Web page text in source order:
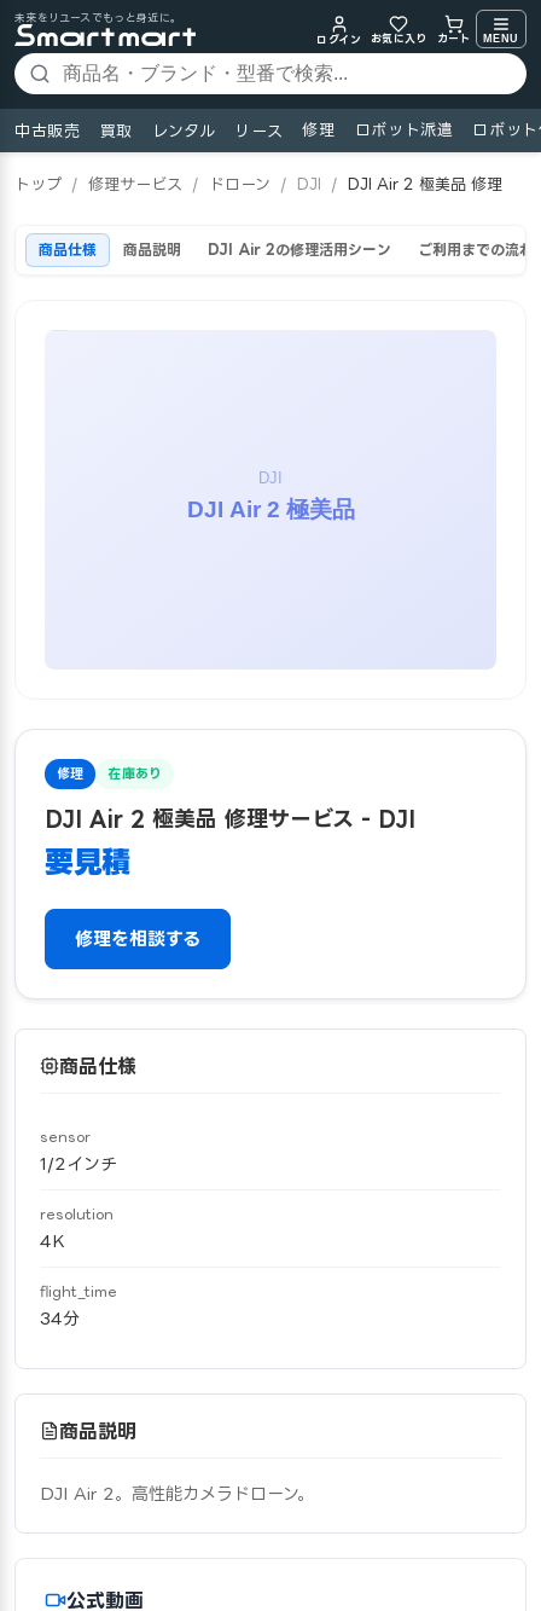
未来をリユースでもっと身近に。
ログイン
お気に入り カート MENU
中古販売 買取 レンタル リース 修理 ロボット派遣 ロボッ
トップ / 修理サービス / ドローン / DJI / DJI Air 2 極美品 修理
商品仕様 商品説明 DJI Air 2の修理活用シーン ご利用までの流れ
修理 在庫あり
DJI Air 2 極美品 修理サービス - DJI
要見積
修理を相談する
商品仕様
sensor
1/2インチ
resolution
4K
flight_time
34分
商品説明
DJI Air 2。高性能カメラドローン。
公式動画